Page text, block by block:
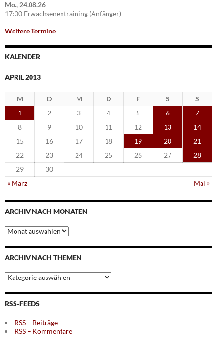
Mo., 24.08.26
17:00 Erwachsenentraining (Anfänger)
Weitere Termine
KALENDER
APRIL 2013
M D M D F S
S
1
2 3 4 5 6
7
8
9 10 11 12 13
14
15
16 17 18 19 20
21
22
23 24 25 26 27
28
29
30
« März
Mai »
ARCHIV NACH MONATEN
Archiv
nach
Monaten
ARCHIV NACH THEMEN
Archiv
nach
Themen
RSS-FEEDS
RSS – Beiträge
RSS – Kommentare